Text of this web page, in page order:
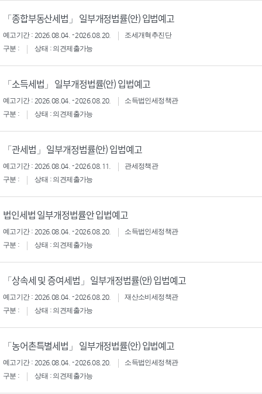
「종합부동산세법」 일부개정법률(안) 입법예고
예고기간 : 2026.08.04. - 2026.08.20.
조세개혁추진단
구분 :
상태 : 의견제출가능
「소득세법」 일부개정법률(안) 입법예고
예고기간 : 2026.08.04. - 2026.08.20.
소득법인세정책관
구분 :
상태 : 의견제출가능
「관세법」 일부개정법률(안) 입법예고
예고기간 : 2026.08.04. - 2026.08.11.
관세정책관
구분 :
상태 : 의견제출가능
법인세법 일부개정법률안 입법예고
예고기간 : 2026.08.04. - 2026.08.20.
소득법인세정책관
구분 :
상태 : 의견제출가능
「상속세 및 증여세법」 일부개정법률(안) 입법예고
예고기간 : 2026.08.04. - 2026.08.20.
재산소비세정책관
구분 :
상태 : 의견제출가능
「농어촌특별세법」 일부개정법률(안) 입법예고
예고기간 : 2026.08.04. - 2026.08.20.
소득법인세정책관
구분 :
상태 : 의견제출가능